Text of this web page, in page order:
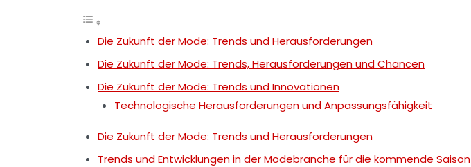
Die Zukunft der Mode: Trends und Herausforderungen
Die Zukunft der Mode: Trends, Herausforderungen und Chancen
Die Zukunft der Mode: Trends und Innovationen
Technologische Herausforderungen und Anpassungsfähigkeit
Die Zukunft der Mode: Trends und Herausforderungen
Trends und Entwicklungen in der Modebranche für die kommende Saison